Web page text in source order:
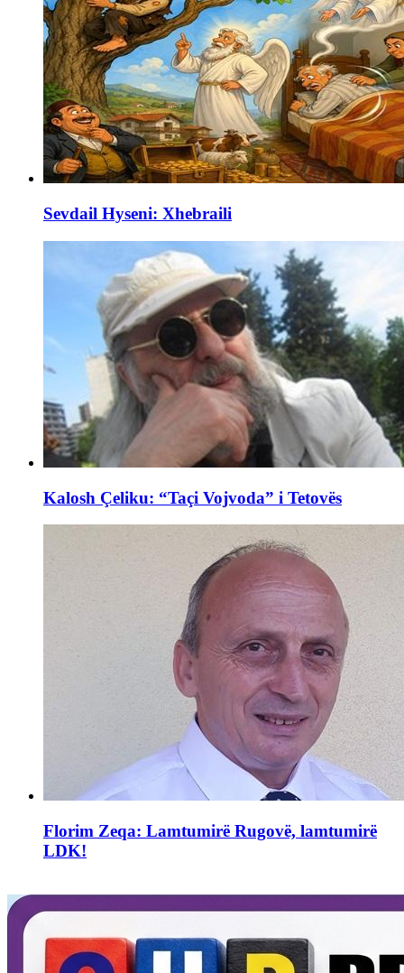
Sevdail Hyseni: Xhebraili
Kalosh Çeliku: “Taçi Vojvoda” i Tetovës
Florim Zeqa: Lamtumirë Rugovë, lamtumirë
LDK!